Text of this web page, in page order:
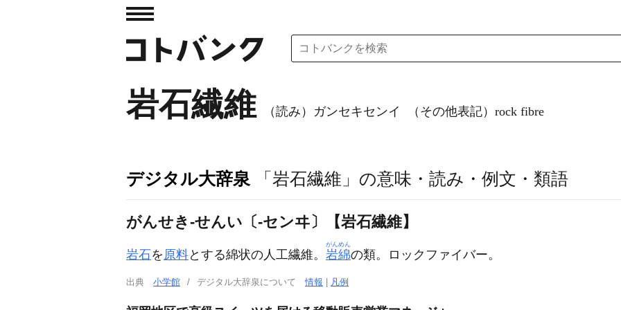
岩石繊維 （読み）ガンセキセンイ （その他表記）rock fibre
デジタル大辞泉 「岩石繊維」の意味・読み・例文・類語
がんせき‐せんい〔‐センヰ〕【岩石繊維】
岩石を 原料とする綿状の人工繊維。 岩綿
がんめん
の類。ロックファイバー。
出典 小学館 デジタル大辞泉について情報 凡例